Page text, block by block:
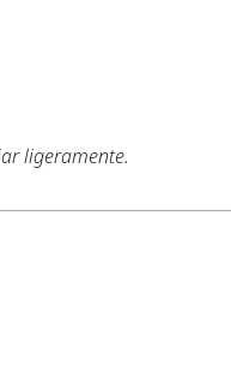
ligeramente.